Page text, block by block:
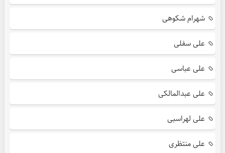
شهرام شکوهی
علی سفلی
علی عباسی
علی عبدالمالکی
علی لهراسبی
علی منتظری